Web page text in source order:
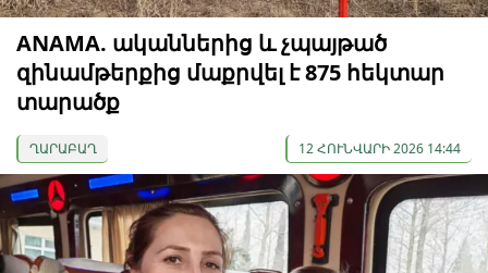
ANAMA. ականներից և չպայթած
զինամթերքից մաքրվել է 875 հեկտար
տարածք
ՂԱՐԱԲԱՂ 12 ՀՈՒՆՎԱՐԻ 2026 14:44